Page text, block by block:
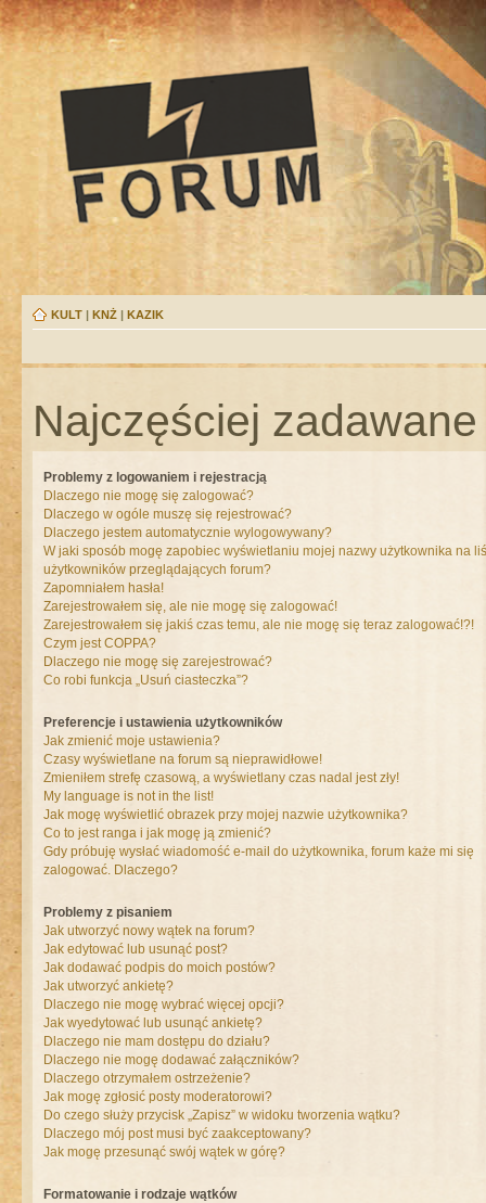
KULT | KNŻ | KAZIK
Najczęściej
Problemy z logowaniem i rejestracją
Dlaczego nie mogę się zalogować?
Dlaczego w ogóle muszę się rejestrować?
Dlaczego jestem automatycznie wylogowywany?
W jaki sposób mogę zapobiec wyświetlaniu mojej nazwy użytkownika na
użytkowników przeglądających forum?
Zapomniałem hasła!
Zarejestrowałem się, ale nie mogę się zalogować!
Zarejestrowałem się jakiś czas temu, ale nie mogę się teraz zalogować!?!
Czym jest COPPA?
Dlaczego nie mogę się zarejestrować?
Co robi funkcja „Usuń ciasteczka”?
Preferencje i ustawienia użytkowników
Jak zmienić moje ustawienia?
Czasy wyświetlane na forum są nieprawidłowe!
Zmieniłem strefę czasową, a wyświetlany czas nadal jest zły!
My language is not in the list!
Jak mogę wyświetlić obrazek przy mojej nazwie użytkownika?
Co to jest ranga i jak mogę ją zmienić?
Gdy próbuję wysłać wiadomość e-mail do użytkownika, forum każe mi się
zalogować. Dlaczego?
Problemy z pisaniem
Jak utworzyć nowy wątek na forum?
Jak edytować lub usunąć post?
Jak dodawać podpis do moich postów?
Jak utworzyć ankietę?
Dlaczego nie mogę wybrać więcej opcji?
Jak wyedytować lub usunąć ankietę?
Dlaczego nie mam dostępu do działu?
Dlaczego nie mogę dodawać załączników?
Dlaczego otrzymałem ostrzeżenie?
Jak mogę zgłosić posty moderatorowi?
Do czego służy przycisk „Zapisz” w widoku tworzenia wątku?
Dlaczego mój post musi być zaakceptowany?
Jak mogę przesunąć swój wątek w górę?
Formatowanie i rodzaje wątków